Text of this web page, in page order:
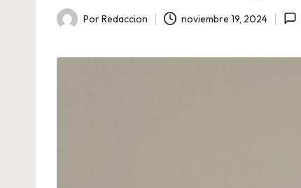
Publicado
PorRedaccion noviembre 19, 2024